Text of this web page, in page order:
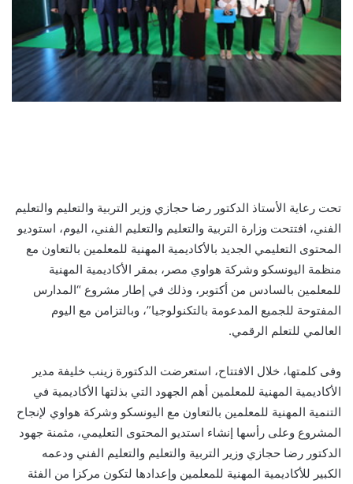
تحت رعاية الأستاذ الدكتور رضا حجازي وزير التربية والتعليم والتعليم
الفني، افتتحت وزارة التربية والتعليم والتعليم الفني، اليوم، استوديو
المحتوى التعليمي الجديد بالأكاديمية المهنية للمعلمين بالتعاون مع
منظمة اليونسكو وشركة هواوي مصر، بمقر الأكاديمية المهنية
للمعلمين بالسادس من أكتوبر، وذلك في إطار مشروع “المدارس
المفتوحة للجميع المدعومة بالتكنولوجيا”، وبالتزامن مع اليوم
العالمي للتعلم الرقمي.
وفى كلمتها، خلال الافتتاح، استعرضت الدكتورة زينب خليفة مدير
الأكاديمية المهنية للمعلمين أهم الجهود التي بذلتها الأكاديمية في
التنمية المهنية للمعلمين بالتعاون مع اليونسكو وشركة هواوي لإنجاح
المشروع وعلى رأسها إنشاء استديو المحتوى التعليمي، مثمنة جهود
الدكتور رضا حجازي وزير التربية والتعليم والتعليم الفني ودعمه
الكبير للأكاديمية المهنية للمعلمين وإعدادها لتكون مركزا من الفئة